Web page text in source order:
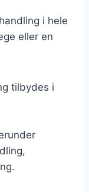
i hele
eller en
tilbydes i